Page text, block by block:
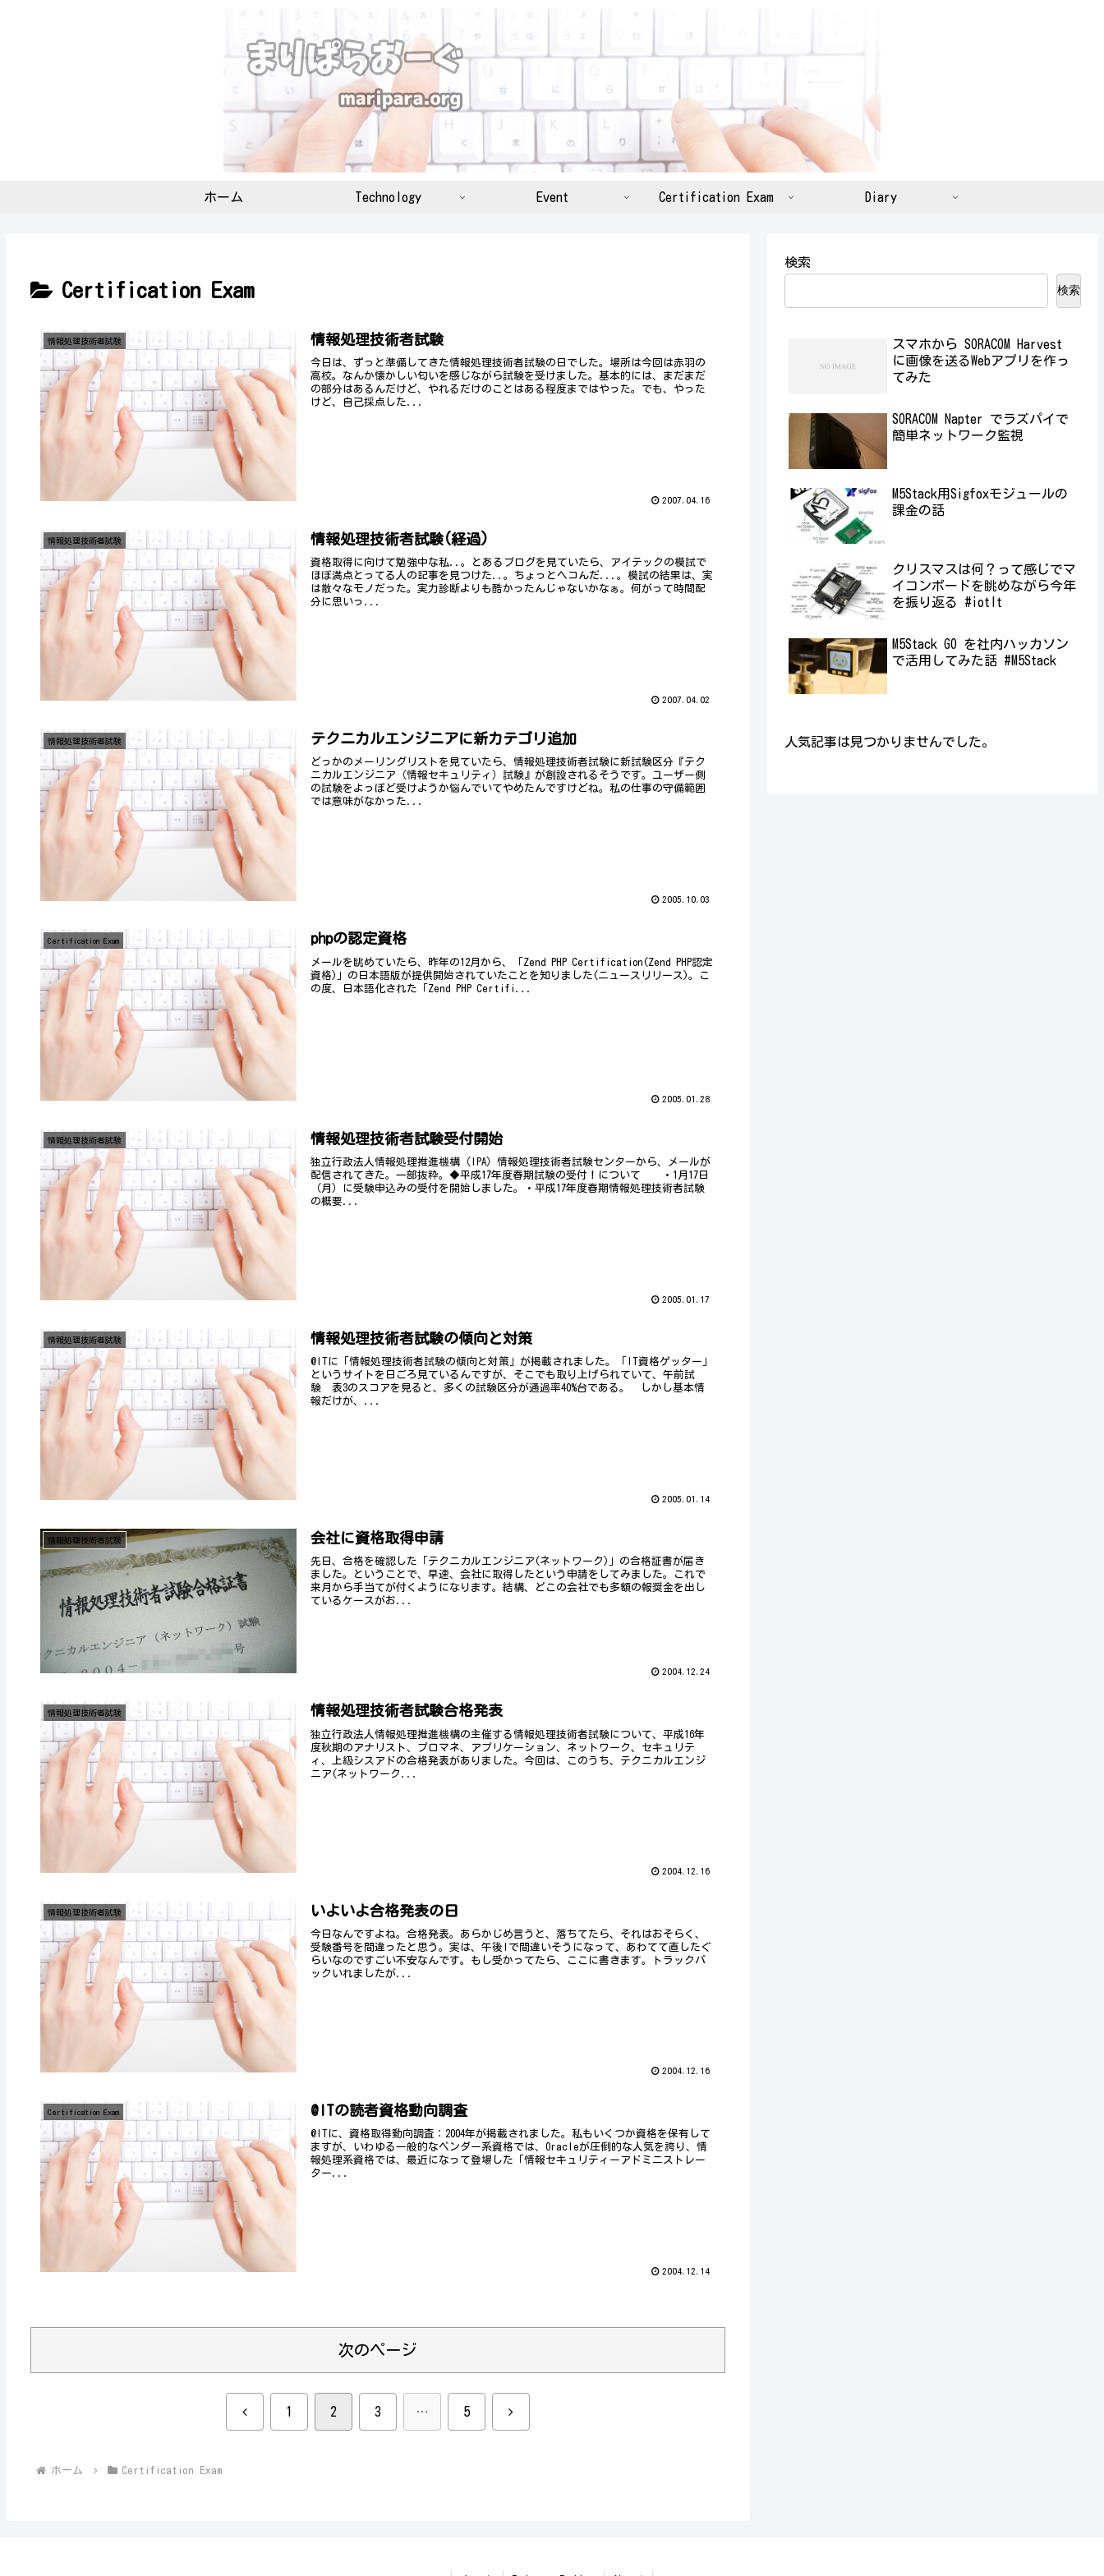
ホーム Technology Event Certification Exam Diary
Certification Exam
情報処理技術者試験 情報処理技術者試験
今日は、ずっと準備してきた情報処理技術者試験の日でした。場所は今回は赤羽の
高校。なんか懐かしい匂いを感じながら試験を受けました。基本的には、まだまだ
の部分はあるんだけど、やれるだけのことはある程度まではやった。でも、やった
けど、自己採点した...
2007.04.16
情報処理技術者試験 情報処理技術者試験(経過)
資格取得に向けて勉強中な私..。とあるブログを見ていたら、アイテックの模試で
ほぼ満点とってる人の記事を見つけた..。ちょっとヘコんだ...。模試の結果は、実
は散々なモノだった。実力診断よりも酷かったんじゃないかなぁ。何がって時間配
分に思いっ...
2007.04.02
情報処理技術者試験 テクニカルエンジニアに新カテゴリ追加
どっかのメーリングリストを見ていたら、情報処理技術者試験に新試験区分『テク
ニカルエンジニア（情報セキュリティ）試験』が創設されるそうです。ユーザー側
の試験をよっぽど受けようか悩んでいてやめたんですけどね。私の仕事の守備範囲
では意味がなかった...
2005.10.03
Certification Exam phpの認定資格
メールを眺めていたら、昨年の12月から、「Zend PHP Certification(Zend PHP認定
資格)」の日本語版が提供開始されていたことを知りました(ニュースリリース)。こ
の度、日本語化された「Zend PHP Certifi...
2005.01.28
情報処理技術者試験 情報処理技術者試験受付開始
独立行政法人情報処理推進機構（IPA）情報処理技術者試験センターから、メールが
配信されてきた。一部抜粋。◆平成17年度春期試験の受付！について ・1月17日
（月）に受験申込みの受付を開始しました。・平成17年度春期情報処理技術者試験
の概要...
2005.01.17
情報処理技術者試験 情報処理技術者試験の傾向と対策
@ITに「情報処理技術者試験の傾向と対策」が掲載されました。「IT資格ゲッター」
というサイトを日ごろ見ているんですが、そこでも取り上げられていて、午前試
験 表3のスコアを見ると、多くの試験区分が通過率40%台である。 しかし基本情
報だけが、...
2005.01.14
情報処理技術者試験 会社に資格取得申請
先日、合格を確認した「テクニカルエンジニア(ネットワーク)」の合格証書が届き
ました。ということで、早速、会社に取得したという申請をしてみました。これで
来月から手当てが付くようになります。結構、どこの会社でも多額の報奨金を出し
ているケースがお...
2004.12.24
情報処理技術者試験 情報処理技術者試験合格発表
独立行政法人情報処理推進機構の主催する情報処理技術者試験について、平成16年
度秋期のアナリスト、プロマネ、アプリケーション、ネットワーク、セキュリテ
ィ、上級シスアドの合格発表がありました。今回は、このうち、テクニカルエンジ
ニア(ネットワーク...
2004.12.16
情報処理技術者試験 いよいよ合格発表の日
今日なんですよね。合格発表。あらかじめ言うと、落ちてたら、それはおそらく、
受験番号を間違ったと思う。実は、午後Iで間違いそうになって、あわてて直したぐ
らいなのですごい不安なんです。もし受かってたら、ここに書きます。トラックバ
ックいれましたが...
2004.12.16
Certification Exam @ITの読者資格動向調査
@ITに、資格取得動向調査：2004年が掲載されました。私もいくつか資格を保有して
ますが、いわゆる一般的なベンダー系資格では、Oracleが圧倒的な人気を誇り、情
報処理系資格では、最近になって登場した「情報セキュリティーアドミニストレー
ター...
2004.12.14
次のページ
前 1 2 3 … 5 次
ホーム Certification Exam
検索
検索
スマホから SORACOM Harvest
に画像を送るWebアプリを作っ
てみた
SORACOM Napter でラズパイで
簡単ネットワーク監視
M5Stack用Sigfoxモジュールの
課金の話
クリスマスは何？って感じでマ
イコンボードを眺めながら今年
を振り返る #iotlt
M5Stack GO を社内ハッカソン
で活用してみた話 #M5Stack
人気記事は見つかりませんでした。